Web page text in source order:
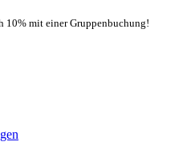
10% mit einer Gruppenbuchung!